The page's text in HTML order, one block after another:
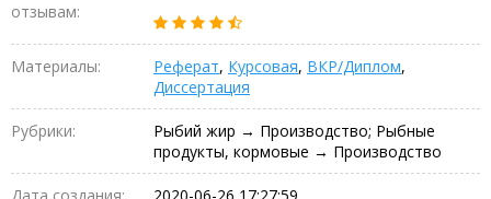
отзывам:
Материалы: Реферат, Курсовая, ВКР/Диплом,
Диссертация
Рубрики:
Рыбий жир → Производство; Рыбные
продукты, кормовые → Производство
Дата создания: 2020-06-26 17:27:59